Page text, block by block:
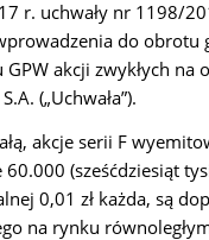
r. uchwały nr 1198/
do obrotu
GPW akcji zwykłych na
(„Uchwała”).
akcje serii F
60.000 (sześćdziesiąt
0,01 zł każda, są
na rynku